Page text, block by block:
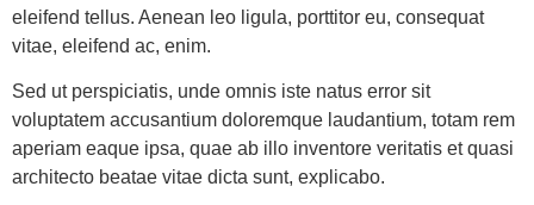
eleifend tellus. Aenean leo ligula, porttitor eu, consequat
vitae, eleifend ac, enim.
Sed ut perspiciatis, unde omnis iste natus error sit
voluptatem accusantium doloremque laudantium, totam rem
aperiam eaque ipsa, quae ab illo inventore veritatis et quasi
architecto beatae vitae dicta sunt, explicabo.